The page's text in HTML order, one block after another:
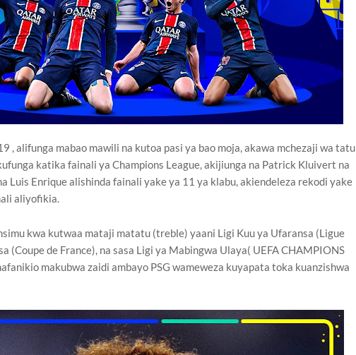
, alifunga mabao mawili na kutoa pasi ya bao moja, akawa mchezaji wa tatu
katika fainali ya Champions League, akijiunga na Patrick Kluivert na
Luis Enrique alishinda fainali yake ya 11 ya klabu, akiendeleza rekodi yake
aliyofikia.
kwa kutwaa mataji matatu (treble) yaani Ligi Kuu ya Ufaransa (Ligue
(Coupe de France), na sasa Ligi ya Mabingwa Ulaya( UEFA CHAMPIONS
makubwa zaidi ambayo PSG wameweza kuyapata toka kuanzishwa